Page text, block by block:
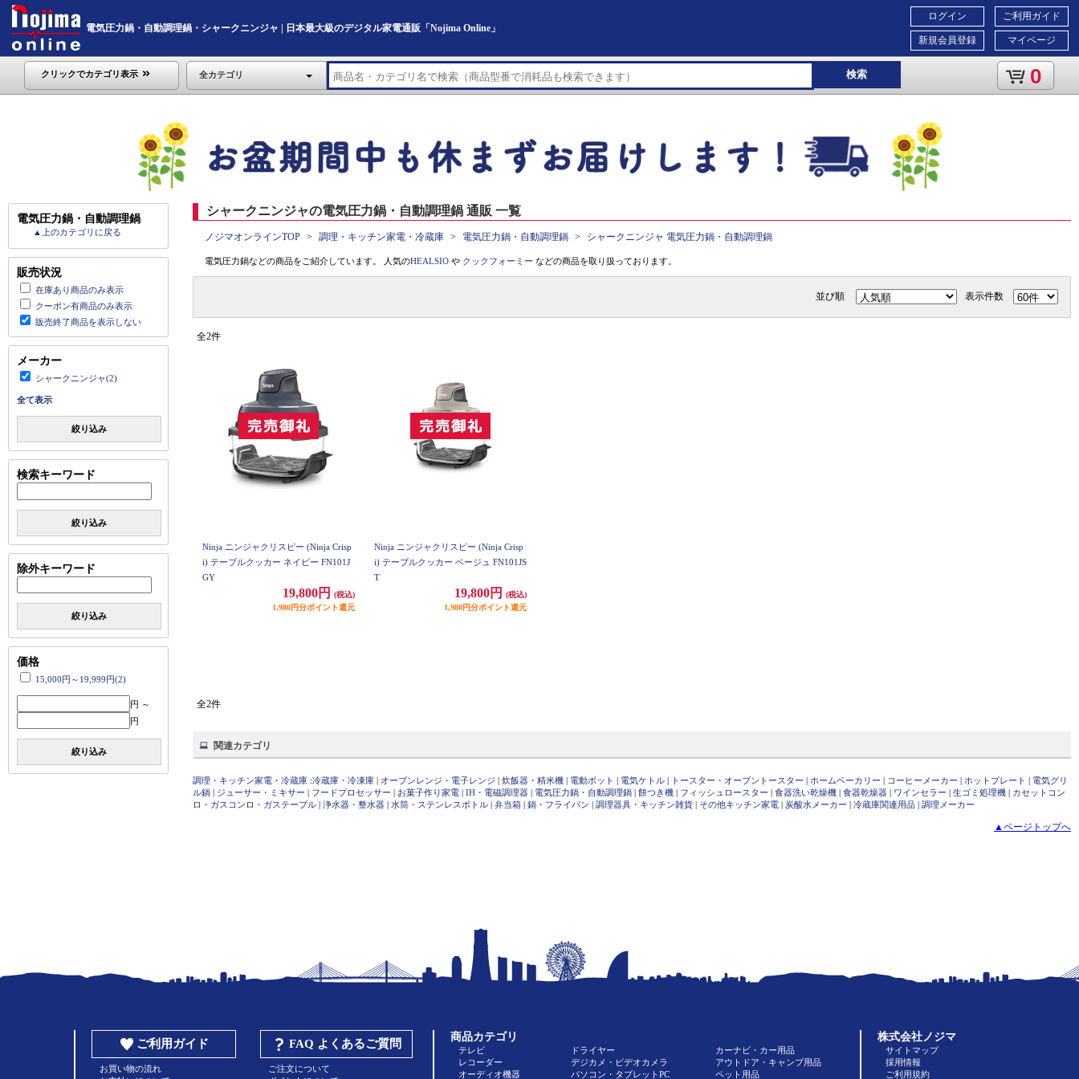
電気圧力鍋・自動調理鍋・シャークニンジャ | 日本最大級のデジタル家電通販「Nojima Online」
ご利用ガイド
マイページ
ログイン
新規会員登録
クリックでカテゴリ表示 全カテゴリ 検索 0
電気圧力鍋・自動調理鍋
▲上のカテゴリに戻る
販売状況
在庫あり商品のみ表示
クーポン有商品のみ表示
販売終了商品を表示しない
メーカー
シャークニンジャ(2)
全て表示
絞り込み
検索キーワード
絞り込み
除外キーワード
絞り込み
価格
15,000円～19,999円(2)
円 ～
円
絞り込み
シャークニンジャの電気圧力鍋・自動調理鍋 通販 一覧
ノジマオンラインTOP 調理・キッチン家電・冷蔵庫 電気圧力鍋・自動調理鍋 シャークニンジャ 電気圧力鍋・自動調理鍋
電気圧力鍋などの商品をご紹介しています。 人気のHEALSIO や クックフォーミー などの商品を取り扱っております。
並び順 表示件数
全2件
Ninja ニンジャクリスピー (Ninja Crisp
i) テーブルクッカー ネイビー FN101J
GY
19,800円
(税込)
1,980円分ポイント還元
Ninja ニンジャクリスピー (Ninja Crisp
i) テーブルクッカー ベージュ FN101JS
T
19,800円
(税込)
1,980円分ポイント還元
全2件
関連カテゴリ
調理・キッチン家電・冷蔵庫 :冷蔵庫・冷凍庫 | オーブンレンジ・電子レンジ | 炊飯器・精米機 | 電動ポット | 電気ケトル | トースター・オーブントースター | ホームベーカリー | コーヒーメーカー | ホットプレート | 電気グリ
ル鍋 | ジューサー・ミキサー | フードプロセッサー | お菓子作り家電 | IH・電磁調理器 | 電気圧力鍋・自動調理鍋 | 餅つき機 | フィッシュロースター | 食器洗い乾燥機 | 食器乾燥器 | ワインセラー | 生ゴミ処理機 | カセットコン
ロ・ガスコンロ・ガステーブル | 浄水器・整水器 | 水筒・ステンレスボトル | 弁当箱 | 鍋・フライパン | 調理器具・キッチン雑貨 | その他キッチン家電 | 炭酸水メーカー | 冷蔵庫関連用品 | 調理メーカー
▲ページトップへ
ご利用ガイド
お買い物の流れ
FAQ よくあるご質問
ご注文について
商品カテゴリ
テレビ
レコーダー
オーディオ機器
ドライヤー
デジカメ・ビデオカメラ
パソコン・タブレットPC
カーナビ・カー用品
アウトドア・キャンプ用品
ペット用品
株式会社ノジマ
サイトマップ
採用情報
ご利用規約